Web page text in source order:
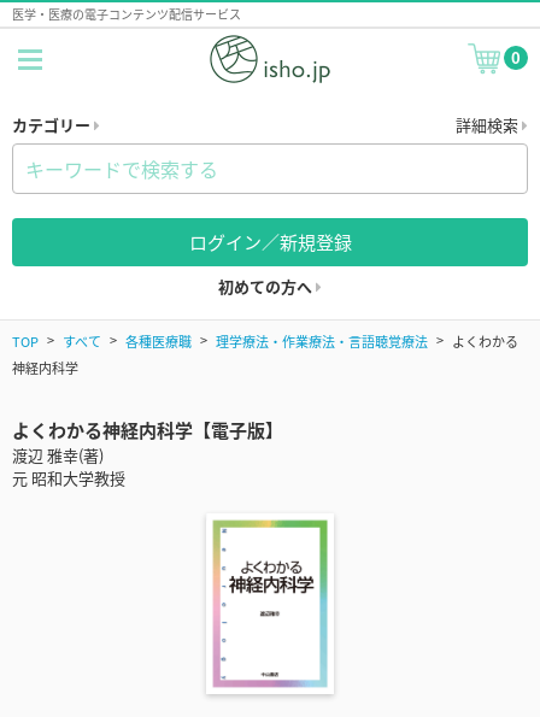
医学・医療の電子コンテンツ配信サービス
0
カテゴリー 詳細検索
ログイン／新規登録
初めての方へ
TOP すべて 各種医療職 理学療法・作業療法・言語聴覚療法
よくわかる
神経内科学
よくわかる神経内科学【電子版】
渡辺 雅幸(著)
元 昭和大学教授